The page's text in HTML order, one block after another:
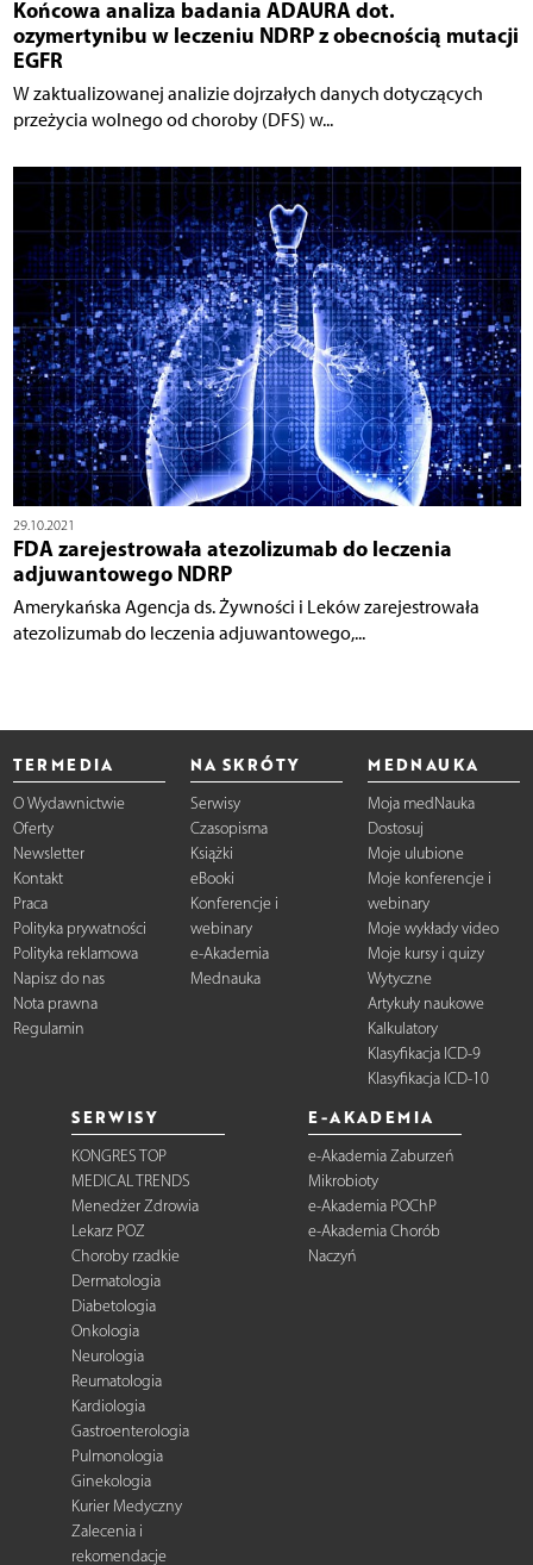
Końcowa analiza badania ADAURA dot.
ozymertynibu w leczeniu NDRP z obecnością mutacji
EGFR
W zaktualizowanej analizie dojrzałych danych dotyczących
przeżycia wolnego od choroby (DFS) w...
29.10.2021
FDA zarejestrowała atezolizumab do leczenia
adjuwantowego NDRP
Amerykańska Agencja ds. Żywności i Leków zarejestrowała
atezolizumab do leczenia adjuwantowego,...
TERMEDIA
O Wydawnictwie
Oferty
Newsletter
Kontakt
Praca
Polityka prywatności
Polityka reklamowa
Napisz do nas
Nota prawna
Regulamin
NA SKRÓTY
Serwisy
Czasopisma
Książki
eBooki
Konferencje i
webinary
e-Akademia
Mednauka
MEDNAUKA
Moja medNauka
Dostosuj
Moje ulubione
Moje konferencje i
webinary
Moje wykłady video
Moje kursy i quizy
Wytyczne
Artykuły naukowe
Kalkulatory
Klasyfikacja ICD-9
Klasyfikacja ICD-10
SERWISY
KONGRES TOP
MEDICAL TRENDS
Menedżer Zdrowia
Lekarz POZ
Choroby rzadkie
Dermatologia
Diabetologia
Onkologia
Neurologia
Reumatologia
Kardiologia
Gastroenterologia
Pulmonologia
Ginekologia
Kurier Medyczny
Zalecenia i
rekomendacje
E-AKADEMIA
e-Akademia Zaburzeń
Mikrobioty
e-Akademia POChP
e-Akademia Chorób
Naczyń